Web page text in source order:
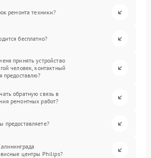
ремонта техники?
бесплатно?
принять устройство
человек, контактный
предоставлю?
обратную связь в
ремонтных работ?
предоставляете?
центры Philips?